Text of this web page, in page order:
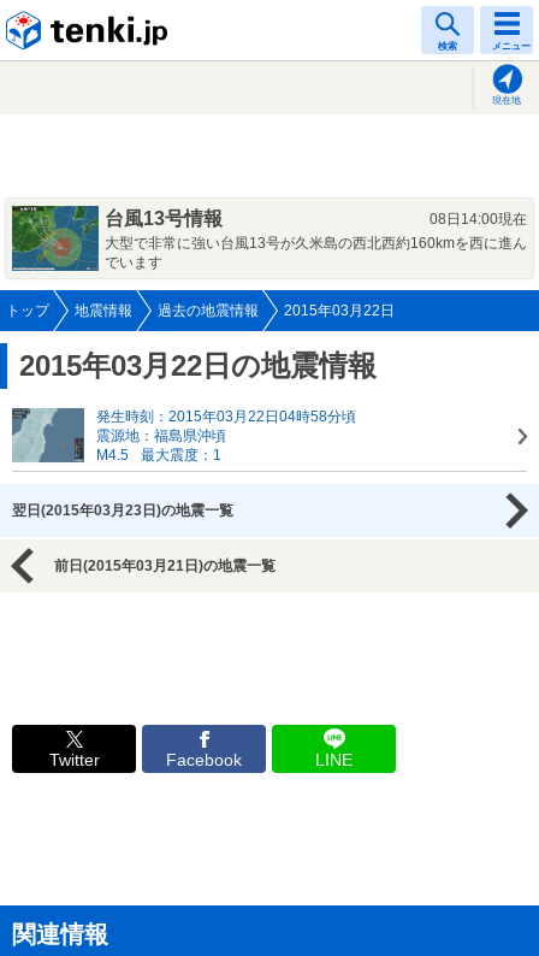
検索 メニュー
現在地
台風13号情報
08日14:00現在
大型で非常に強い台風13号が久米島の西北西約160kmを西に進ん
でいます
トップ 地震情報 過去の地震情報 2015年03月22日
2015年03月22日の地震情報
発生時刻：2015年03月22日04時58分頃
震源地：福島県沖頃
M4.5
最大震度：1
翌日(2015年03月23日)の地震一覧
前日(2015年03月21日)の地震一覧
Twitter Facebook LINE
関連情報